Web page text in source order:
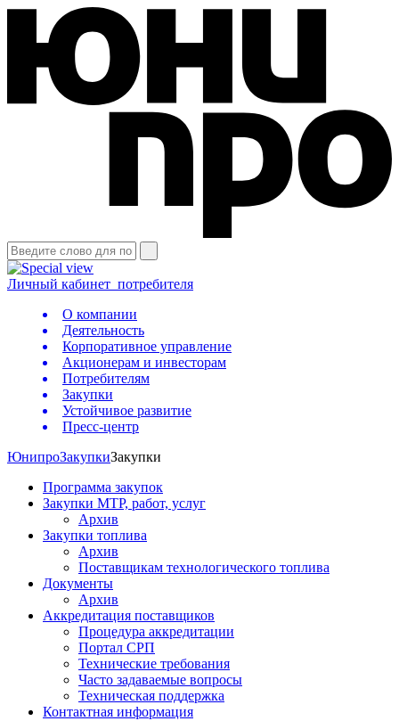
Личный кабинет потребителя
О компании
Деятельность
Корпоративное управление
Акционерам и инвесторам
Потребителям
Закупки
Устойчивое развитие
Пресс-центр
ЮнипроЗакупкиЗакупки
Программа закупок
Закупки МТР, работ, услуг
Архив
Закупки топлива
Архив
Поставщикам технологического топлива
Документы
Архив
Аккредитация поставщиков
Процедура аккредитации
Портал СРП
Технические требования
Часто задаваемые вопросы
Техническая поддержка
Контактная информация